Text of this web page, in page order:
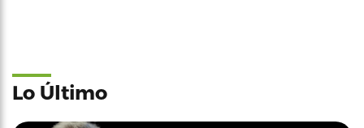
Lo Último